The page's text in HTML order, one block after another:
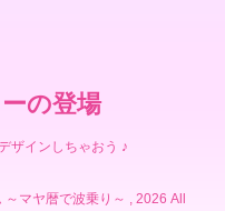
の登場
ザインしちゃおう ♪
マヤ暦で波乗り～ , 2026 All